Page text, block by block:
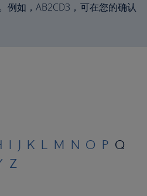
例如，AB2CD3，可在您的确认
I J K L M N O P Q
Z